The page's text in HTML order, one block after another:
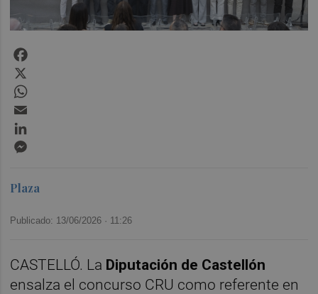
Plaza
Publicado: 13/06/2026 · 11:26
CASTELLÓ. La Diputación de Castellón
ensalza el concurso CRU como referente en